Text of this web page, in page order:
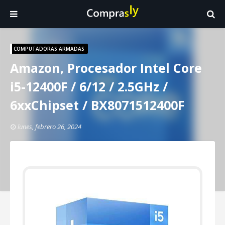
COMPUTADORAS ARMADAS
Amazon, Procesador Intel Core
i5-12400F / 6/12 / 2.5GHz /
6xxChipset / BX8071512400F
lunes, febrero 26, 2024